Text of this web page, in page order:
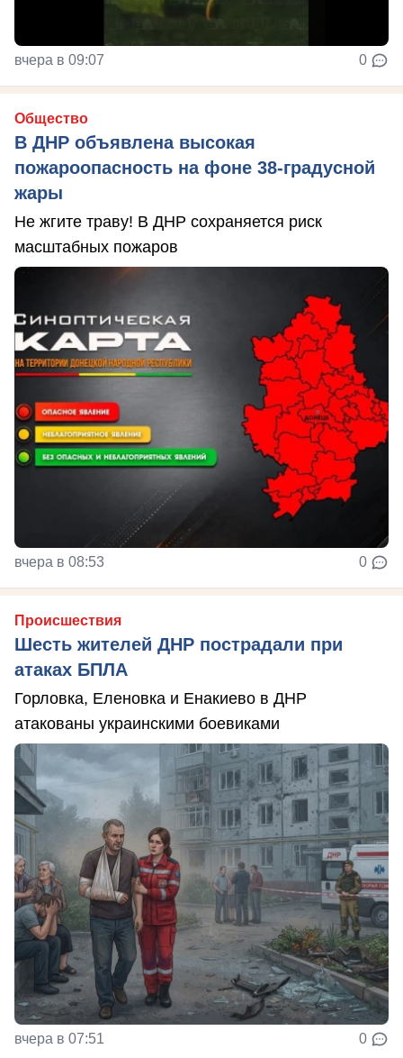
вчера в 09:07 0
Общество
В ДНР объявлена высокая
пожароопасность на фоне 38-градусной
жары
Не жгите траву! В ДНР сохраняется риск
масштабных пожаров
вчера в 08:53 0
Происшествия
Шесть жителей ДНР пострадали при
атаках БПЛА
Горловка, Еленовка и Енакиево в ДНР
атакованы украинскими боевиками
вчера в 07:51 0